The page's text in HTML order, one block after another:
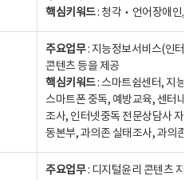
핵심키워드: 청각‧언어장애인,
주요업무: 지능정보서비스(인터
콘텐츠 등을 제공
핵심키워드: 스마트쉼센터, 지능
스마트폰 중독, 예방교육, 센터내
조사, 인터넷중독 전문상담사 자
동본부, 과의존 실태조사, 과의존
주요업무: 디지털윤리 콘텐츠 지